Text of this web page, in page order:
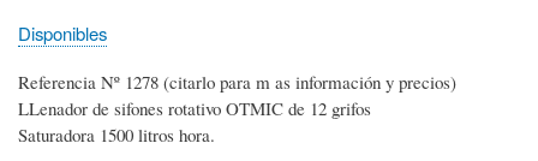
Disponibles
Referencia Nº 1278 (citarlo para m as información y precios)
LLenador de sifones rotativo OTMIC de 12 grifos
Saturadora 1500 litros hora.